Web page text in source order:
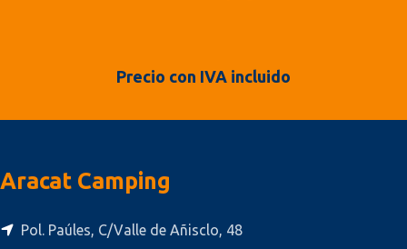
Precio con IVA incluido
Aracat Camping
Pol. Paúles, C/Valle de Añisclo, 48